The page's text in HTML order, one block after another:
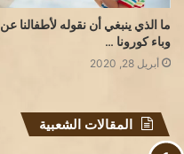
ما الذي ينبغي أن نقوله لأطفالنا عن
وباء كورونا …
أبريل 28, 2020
المقالات الشعبية